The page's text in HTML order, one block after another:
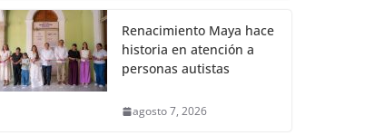
Renacimiento Maya hace
historia en atención a
personas autistas
agosto 7, 2026